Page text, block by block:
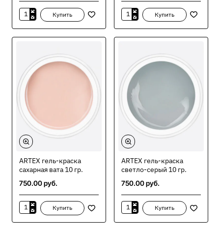
ARTEX
гель-
краска
гр.*
Купить
ARTEX
гель-
краска
Купить
ARTEX гель-краска
сахарная вата 10 гр.
750.00 руб.
ARTEX
гель-
Купить
ARTEX гель-краска
светло-серый 10 гр.
750.00 руб.
ARTEX
гель-
Купить